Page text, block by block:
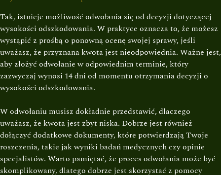
Tak, istnieje możliwość odwołania się od decyzji dotyczącej
wysokości odszkodowania. W praktyce oznacza to, że możesz
wystąpić z prośbą o ponowną ocenę swojej sprawy, jeśli
uważasz, że przyznana kwota jest nieodpowiednia. Ważne jest,
aby złożyć odwołanie w odpowiednim terminie, który
zazwyczaj wynosi 14 dni od momentu otrzymania decyzji o
wysokości odszkodowania.
W odwołaniu musisz dokładnie przedstawić, dlaczego
uważasz, że kwota jest zbyt niska. Dobrze jest również
dołączyć dodatkowe dokumenty, które potwierdzają Twoje
roszczenia, takie jak wyniki badań medycznych czy opinie
specjalistów. Warto pamiętać, że proces odwołania może być
skomplikowany, dlatego dobrze jest skorzystać z pomocy